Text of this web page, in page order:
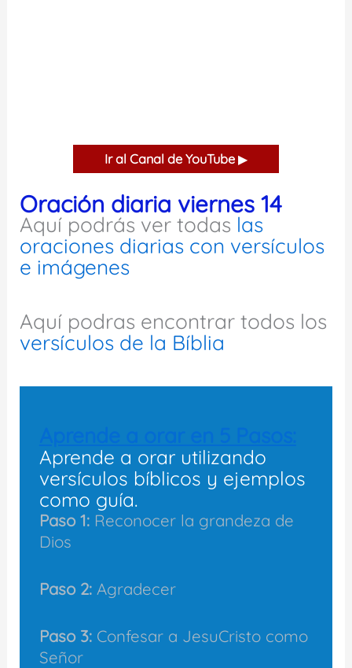
Ir al Canal de YouTube ▶
Oración diaria viernes 14
Aquí podrás ver todas las
oraciones diarias con versículos
e imágenes
Aquí podras encontrar todos los
versículos de la Bíblia
Aprende a orar utilizando
versículos bíblicos y ejemplos
como guía.
Paso 1:Reconocer la grandeza de
Dios
Paso 2:Agradecer
Paso 3: Confesar a JesuCristo como
Señor